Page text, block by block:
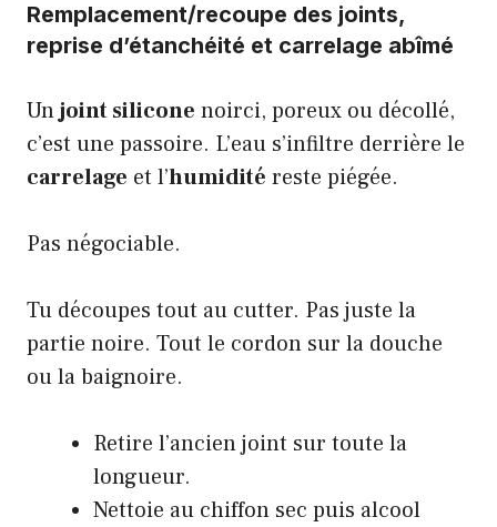
Remplacement/recoupe des joints,
reprise d’étanchéité et carrelage abîmé
Unjoint silicone noirci, poreux ou décollé,
c’est une passoire. L’eau s’infiltre derrière le
carrelage et l’humidité reste piégée.
Pas négociable.
Tu découpes tout au cutter. Pas juste la
partie noire. Tout le cordon sur la douche
ou la baignoire.
Retire l’ancien joint sur toute la
longueur.
Nettoie au chiffon sec puis alcool